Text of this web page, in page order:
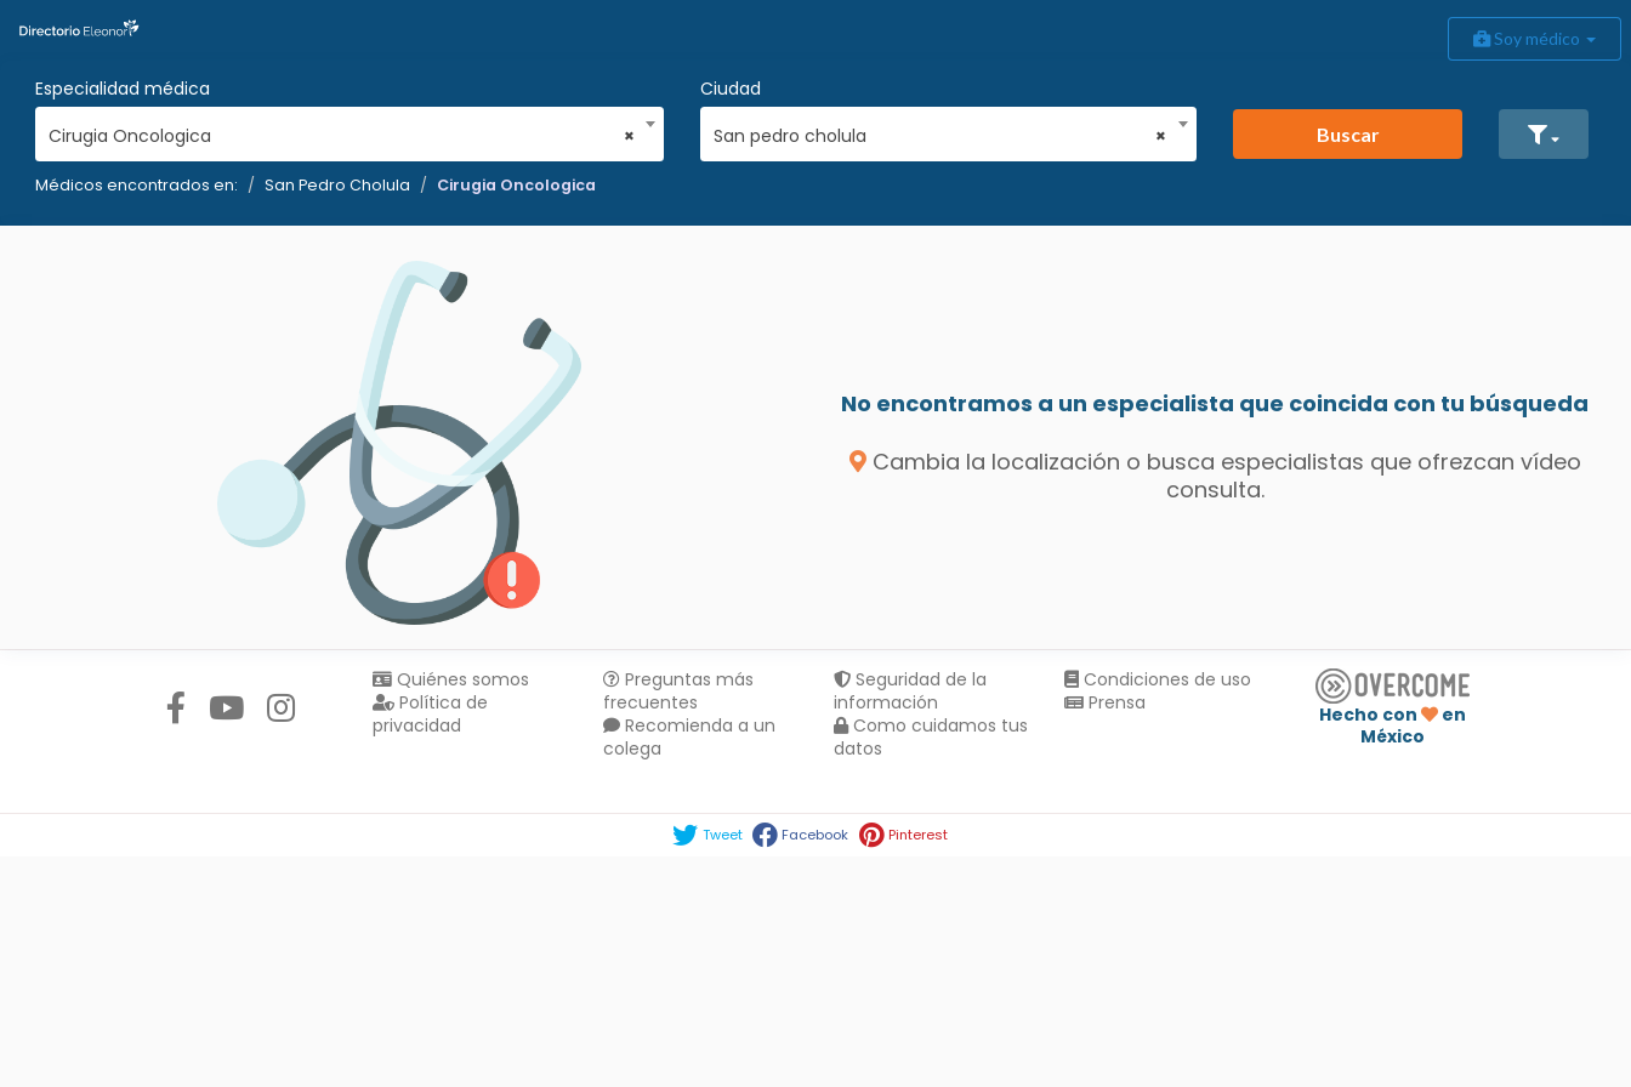
Soy médico
Especialidad médica
×
Cirugia Oncologica
Ciudad
×
San pedro cholula Buscar
Médicos encontrados en: San Pedro Cholula Cirugia Oncologica
No encontramos a un especialista que coincida con tu búsqueda
Cambia la localización o busca especialistas que ofrezcan vídeo
consulta.
Quiénes somos
Política de
privacidad
Preguntas más
frecuentes
Recomienda a un
colega
Seguridad de la
información
Como cuidamos tus
datos
Condiciones de uso
Prensa
Hecho con
en
México
Tweet Facebook Pinterest